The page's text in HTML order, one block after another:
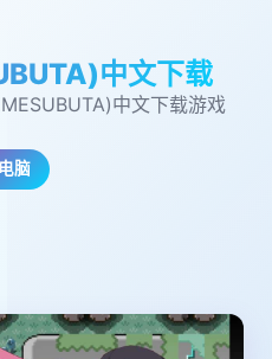
中文下载
中文下载游戏
电脑